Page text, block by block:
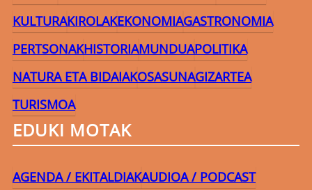
KULTURAKIROLAKEKONOMIAGASTRONOMIA
PERTSONAKHISTORIAMUNDUAPOLITIKA
NATURA ETA BIDAIAKOSASUNAGIZARTEA
TURISMOA
EDUKI MOTAK
AGENDA / EKITALDIAKAUDIOA / PODCAST